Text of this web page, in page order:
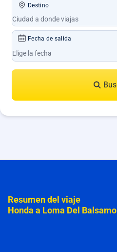
Destino
Fecha de salida
Resumen del viaje
Honda a Loma Del Balsamo